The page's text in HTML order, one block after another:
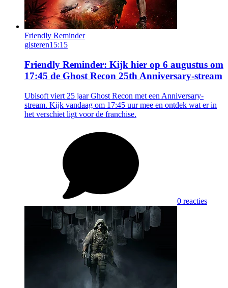
Friendly Reminder
gisteren15:15
Friendly Reminder: Kijk hier op 6 augustus om
17:45 de Ghost Recon 25th Anniversary-stream
Ubisoft viert 25 jaar Ghost Recon met een Anniversary-
stream. Kijk vandaag om 17:45 uur mee en ontdek wat er in
het verschiet ligt voor de franchise.
0 reacties